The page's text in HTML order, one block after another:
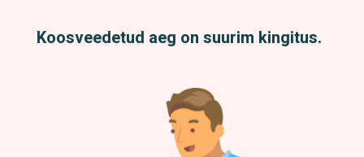
Koosveedetud aeg on suurim kingitus.